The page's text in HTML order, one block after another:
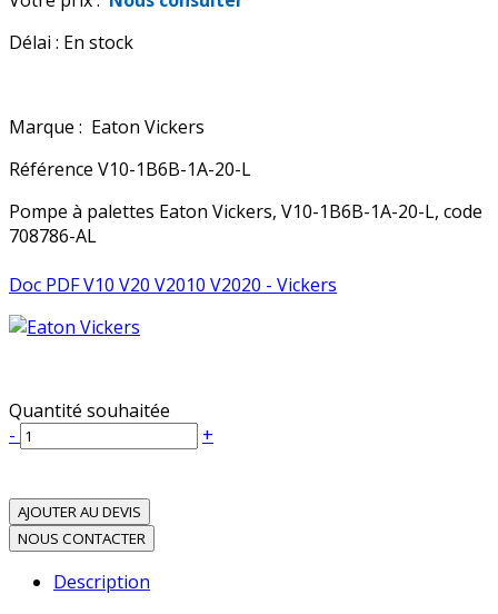
Délai : En stock
Marque : Eaton Vickers
Référence V10-1B6B-1A-20-L
Pompe à palettes Eaton Vickers, V10-1B6B-1A-20-L, code
708786-AL
Doc PDF V10 V20 V2010 V2020 - Vickers
Quantité souhaitée
-
+
AJOUTER AU DEVIS
NOUS CONTACTER
Description